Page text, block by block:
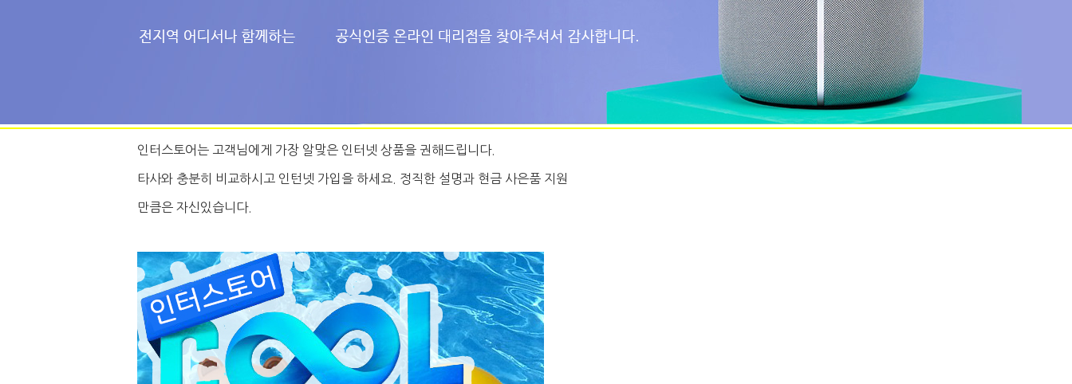
인터스토어는 고객님에게 가장 알맞은 인터넷 상품을 권해드립니다.
타사와 충분히 비교하시고 인턴넷 가입을 하세요. 정직한 설명과 현금 사은품 지원
만큼은 자신있습니다.